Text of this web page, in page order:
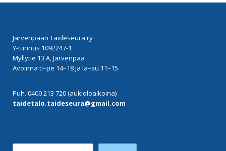
Järvenpään Taideseura ry
Y-tunnus 1092247-1
Myllytie 13 A, Järvenpää
Avoinna ti–pe 14–18 ja la–su 11–15.
Puh. 0400 213 720 (aukioloaikoina)
taidetalo.taideseura@gmail.com